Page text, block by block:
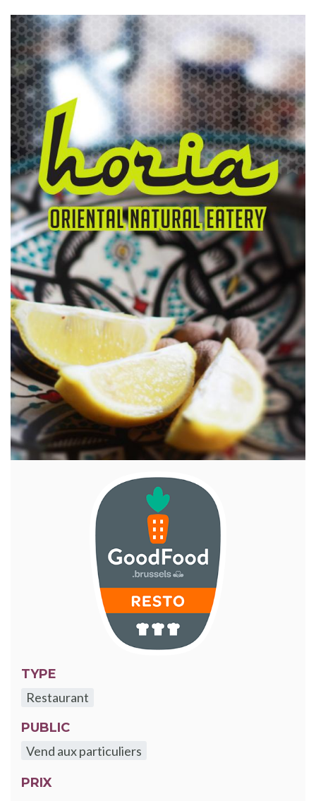
ILLUSTRATION
PRINCIPALE
TYPE
Restaurant
PUBLIC
Vend aux particuliers
PRIX